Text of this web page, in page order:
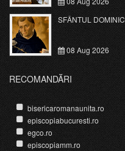
SFÂNTUL DOMINIC
08 Aug 2026
RECOMANDĂRI
bisericaromanaunita.ro
episcopiabucuresti.ro
egco.ro
episcopiamm.ro